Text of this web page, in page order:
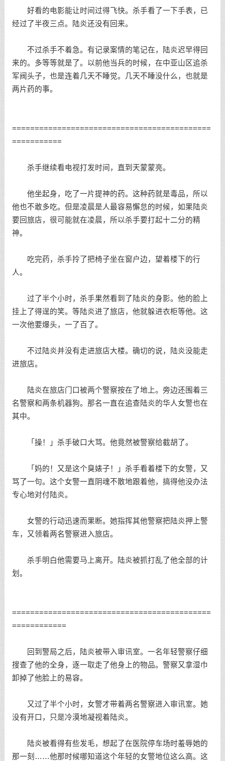
好看的电影能让时间过得飞快。杀手看了一下手表，已
经过了半夜三点。陆炎还没有回来。
不过杀手不着急。有记录案情的笔记在，陆炎迟早得回
来的。多等等就是了。以前他当兵的时候，在中亚山区追杀
军阀头子，也是连着几天不睡觉。几天不睡没什么，也就是
两片药的事。
============================================
===========
杀手继续看电视打发时间，直到天蒙蒙亮。
他坐起身，吃了一片提神的药。这种药就是毒品，所以
他也不敢多吃。但是凌晨是人最容易懈怠的时候，如果陆炎
要回旅店，很可能就在凌晨，所以杀手要打起十二分的精
神。
吃完药，杀手拎了把椅子坐在窗户边，望着楼下的行
人。
过了半个小时，杀手果然看到了陆炎的身影。他的脸上
挂上了得逞的笑。等陆炎进了旅店，他就躲进衣柜等他。这
一次他要爆头，一了百了。
不过陆炎并没有走进旅店大楼。确切的说，陆炎没能走
进旅店。
陆炎在旅店门口被两个警察按在了地上。旁边还围着三
名警察和两条机器狗。那名一直在追查陆炎的华人女警也在
其中。
「操！」杀手破口大骂。他竟然被警察给截胡了。
「妈的！又是这个臭婊子！」杀手看着楼下的女警，又
骂了一句。这个女警一直阴魂不散地跟着他，搞得他没办法
专心地对付陆炎。
女警的行动迅速而果断。她指挥其他警察把陆炎押上警
车，又领着两名警察进入旅店。
杀手明白他需要马上离开。陆炎被抓打乱了他全部的计
划。
============================================
============
回到警局之后，陆炎被带入审讯室。一名年轻警察仔细
搜查了他的全身，逐一取走了他身上的物品。警察又拿湿巾
卸掉了他脸上的易容。
又过了半个小时，女警才带着两名警察进入审讯室。她
没有开口，只是冷漠地凝视着陆炎。
陆炎被看得有些发毛，想起了在医院停车场时羞辱她的
那一刻……他那时候哪知道这个年轻的女警地位这么高。这